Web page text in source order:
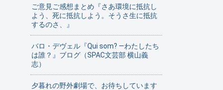
ご意見ご感想まとめ『さあ環境に抵抗し
よう、死に抵抗しよう。そうさ生に抵抗
するのさ、』
バロ・デヴェル『Qui som? ―わたしたち
は誰？』ブログ（SPAC文芸部 横山義
志）
夕暮れの野外劇場で、お待ちしています